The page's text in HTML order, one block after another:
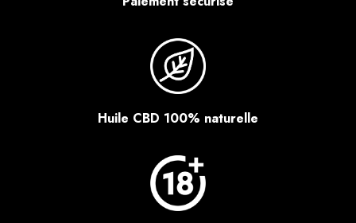
Huile CBD 100% naturelle